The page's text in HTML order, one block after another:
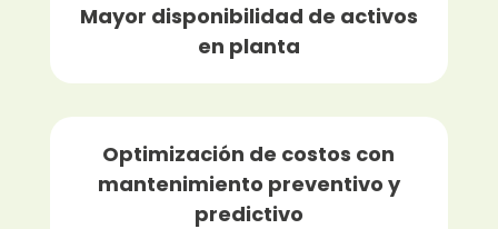
Mayor disponibilidad de activos
en planta
Optimización de costos con
mantenimiento preventivo y
predictivo